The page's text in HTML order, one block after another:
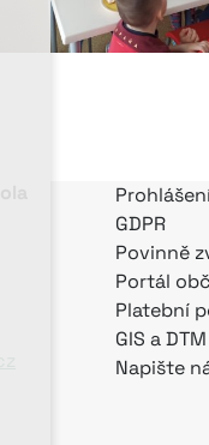
GDPR
Povinně
Portál
Platební
GIS a DTM
Napište